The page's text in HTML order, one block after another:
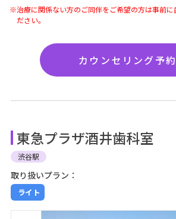
※治療に関係ない方のご同伴をご希望の方は事前に
ださい。
カウンセリング予
東急プラザ酒井歯科室
渋谷駅
取り扱いプラン：
ライト